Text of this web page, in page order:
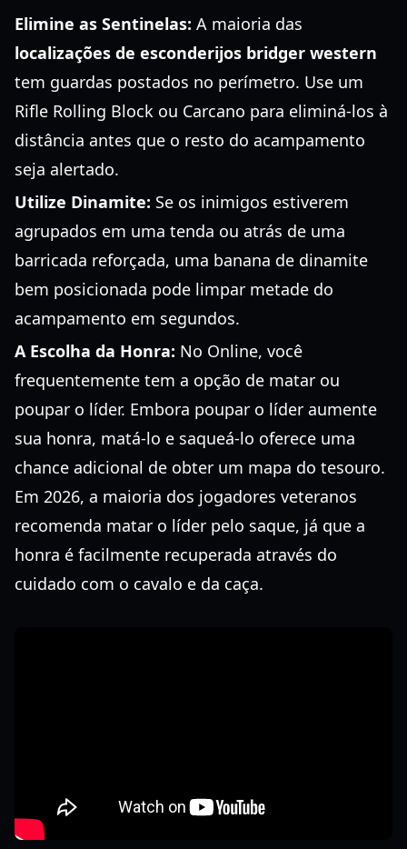
Elimine as Sentinelas: A maioria das
localizações de esconderijos bridger western
tem guardas postados no perímetro. Use um
Rifle Rolling Block ou Carcano para eliminá-los à
distância antes que o resto do acampamento
seja alertado.
Utilize Dinamite: Se os inimigos estiverem
agrupados em uma tenda ou atrás de uma
barricada reforçada, uma banana de dinamite
bem posicionada pode limpar metade do
acampamento em segundos.
A Escolha da Honra: No Online, você
frequentemente tem a opção de matar ou
poupar o líder. Embora poupar o líder aumente
sua honra, matá-lo e saqueá-lo oferece uma
chance adicional de obter um mapa do tesouro.
Em 2026, a maioria dos jogadores veteranos
recomenda matar o líder pelo saque, já que a
honra é facilmente recuperada através do
cuidado com o cavalo e da caça.